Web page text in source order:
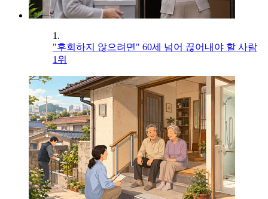
1.
"후회하지 않으려면" 60세 넘어 끊어내야 할 사람
1위